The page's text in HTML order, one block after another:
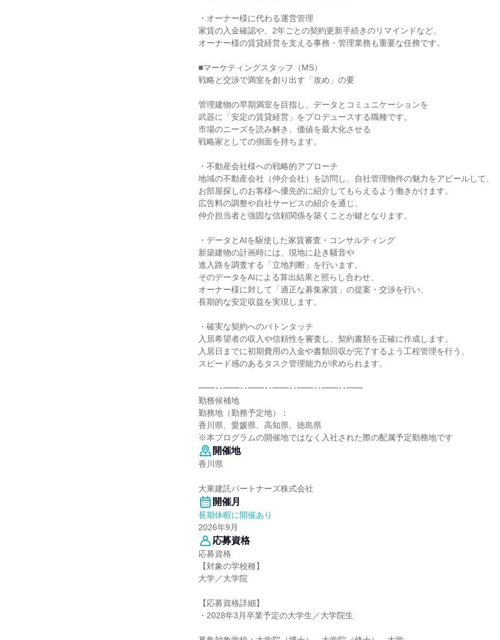
・オーナー様に代わる運営管理
家賃の入金確認や、2年ごとの契約更新手続きのリマインドなど、
オーナー様の賃貸経営を支える事務・管理業務も重要な任務です。
■マーケティングスタッフ（MS）
戦略と交渉で満室を創り出す「攻め」の要
管理建物の早期満室を目指し、データとコミュニケーションを
武器に「安定の賃貸経営」をプロデュースする職種です。
市場のニーズを読み解き、価値を最大化させる
戦略家としての側面を持ちます。
・不動産会社様への戦略的アプローチ
地域の不動産会社（仲介会社）を訪問し、自社管理物件の魅力をアピールして、
お部屋探しのお客様へ優先的に紹介してもらえるよう働きかけます。
広告料の調整や自社サービスの紹介を通じ、
仲介担当者と強固な信頼関係を築くことが鍵となります。
・データとAIを駆使した家賃審査・コンサルティング
新築建物の計画時には、現地に赴き騒音や
進入路を調査する「立地判断」を行います。
そのデータをAIによる算出結果と照らし合わせ、
オーナー様に対して「適正な募集家賃」の提案・交渉を行い、
長期的な安定収益を実現します。
・確実な契約へのバトンタッチ
入居希望者の収入や信頼性を審査し、契約書類を正確に作成します。
入居日までに初期費用の入金や書類回収が完了するよう工程管理を行う、
スピード感のあるタスク管理能力が求められます。
━━･･━━･･━━･･━━･･━━･･━━･･━━
勤務候補地
勤務地（勤務予定地）：
香川県、愛媛県、高知県、徳島県
※本プログラムの開催地ではなく入社された際の配属予定勤務地です
開催地
香川県
大東建託パートナーズ株式会社
開催月
長期休暇に開催あり
2026年9月
応募資格
応募資格
【対象の学校種】
大学／大学院
【応募資格詳細】
・2028年3月卒業予定の大学生／大学院生